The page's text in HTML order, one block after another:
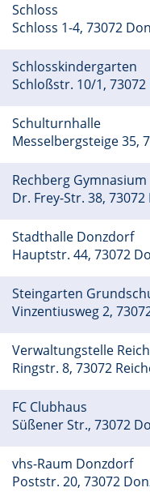
Schloss
Schloss 1-4, 73072
Schlosskindergarten
Schloßstr. 10/1,
Schulturnhalle
Messelbergsteige 35,
Rechberg Gymnasium
Dr. Frey-Str. 38,
Stadthalle Donzdorf
Hauptstr. 44, 73072
Steingarten
Vinzentiusweg 2,
Verwaltungstelle
Ringstr. 8, 73072
FC Clubhaus
Süßener Str., 73072
vhs-Raum Donzdorf
Poststr. 20, 73072